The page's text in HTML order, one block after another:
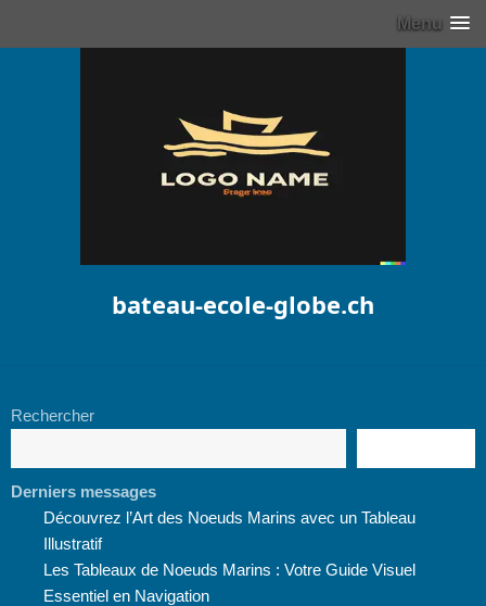
Menu
bateau-ecole-globe.ch
Rechercher
Derniers messages
Découvrez l’Art des Noeuds Marins avec un Tableau
Illustratif
Les Tableaux de Noeuds Marins : Votre Guide Visuel
Essentiel en Navigation